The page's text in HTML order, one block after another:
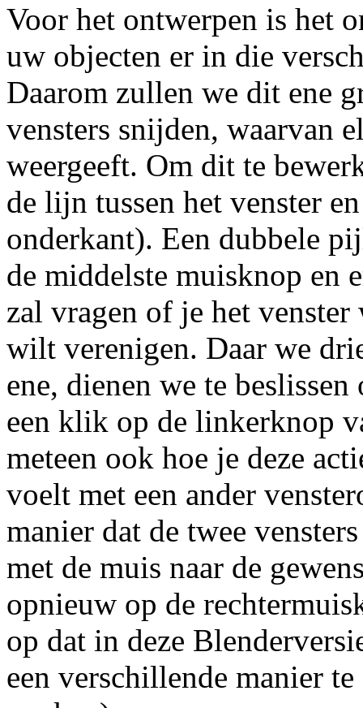
Voor het ontwerpen is het
uw objecten er in die
Daarom zullen we dit ene
vensters snijden, waarvan
weergeeft. Om dit te
de lijn tussen het venster
onderkant). Een dubbele
de middelste muisknop en
zal vragen of je het
wilt verenigen. Daar we
ene, dienen we te
een klik op de linkerknop
meteen ook hoe je deze
voelt met een ander
manier dat de twee
met de muis naar de
opnieuw op de
op dat in deze
een verschillende manier